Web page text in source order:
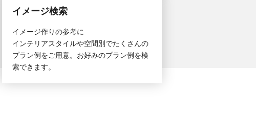
イメージ検索
イメージ作りの参考に
インテリアスタイルや空間別でたくさんの
プラン例をご用意。お好みのプラン例を検
索できます。